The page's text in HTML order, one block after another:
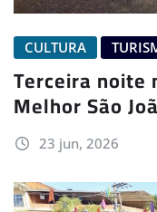
CULTURA
Terceira noite
Melhor São
23 jun, 2026